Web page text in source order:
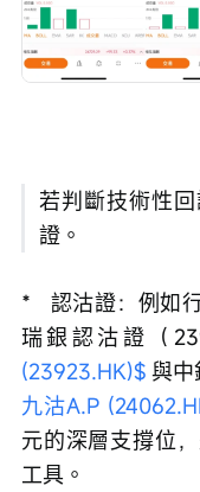
若判斷技術性
證。
*   認沽證：例如
瑞銀認沽證（
(23923.HK)$ 與中
九沽A.P
元的深層支撐位
工具。